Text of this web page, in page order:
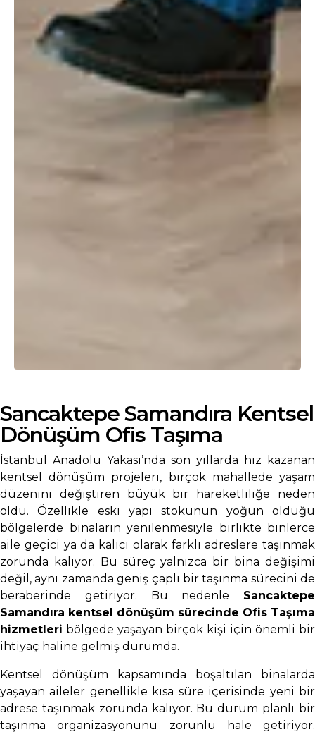
Sancaktepe Samandıra Kentsel
Dönüşüm Ofis Taşıma
İstanbul Anadolu Yakası’nda son yıllarda hız kazanan
kentsel dönüşüm projeleri, birçok mahallede yaşam
düzenini değiştiren büyük bir hareketliliğe neden
oldu. Özellikle eski yapı stokunun yoğun olduğu
bölgelerde binaların yenilenmesiyle birlikte binlerce
aile geçici ya da kalıcı olarak farklı adreslere taşınmak
zorunda kalıyor. Bu süreç yalnızca bir bina değişimi
değil, aynı zamanda geniş çaplı bir taşınma sürecini de
beraberinde getiriyor. Bu nedenle Sancaktepe
Samandıra kentsel dönüşüm sürecinde Ofis Taşıma
hizmetleri bölgede yaşayan birçok kişi için önemli bir
ihtiyaç haline gelmiş durumda.
Kentsel dönüşüm kapsamında boşaltılan binalarda
yaşayan aileler genellikle kısa süre içerisinde yeni bir
adrese taşınmak zorunda kalıyor. Bu durum planlı bir
taşınma organizasyonunu zorunlu hale getiriyor.